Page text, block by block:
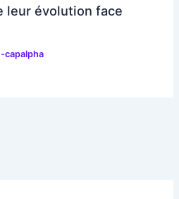
leur évolution face
capalpha